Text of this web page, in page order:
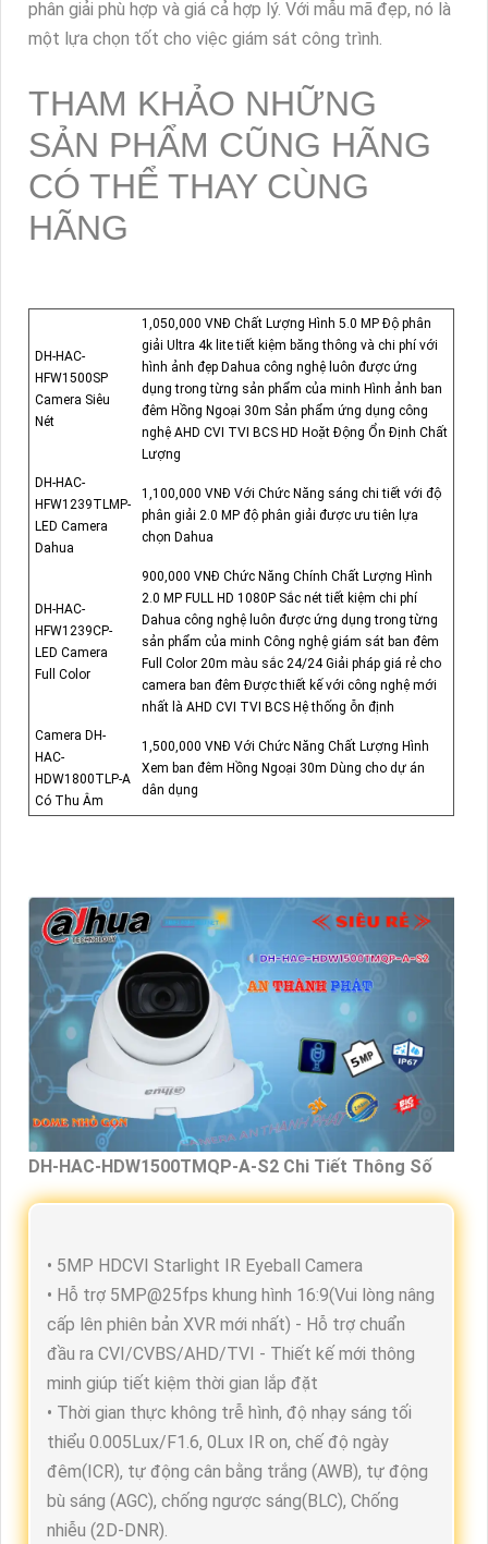
phân giải phù hợp và giá cả hợp lý. Với mẫu mã đẹp, nó là
một lựa chọn tốt cho việc giám sát công trình.
THAM KHẢO NHỮNG
SẢN PHẨM CŨNG HÃNG
CÓ THỂ THAY CÙNG
HÃNG
DH-HAC-
HFW1500SP
Camera Siêu
Nét
1,050,000 VNĐ Chất Lượng Hình 5.0 MP Độ phân
giải Ultra 4k lite tiết kiệm băng thông và chi phí với
hình ảnh đẹp Dahua công nghệ luôn được ứng
dụng trong từng sản phẩm của minh Hình ảnh ban
đêm Hồng Ngoại 30m Sản phẩm ứng dụng công
nghệ AHD CVI TVI BCS HD Hoặt Động Ổn Định Chất
Lượng
DH-HAC-
HFW1239TLMP-
LED Camera
Dahua
1,100,000 VNĐ Với Chức Năng sáng chi tiết với độ
phân giải 2.0 MP độ phân giải được ưu tiên lựa
chọn Dahua
DH-HAC-
HFW1239CP-
LED Camera
Full Color
900,000 VNĐ Chức Năng Chính Chất Lượng Hình
2.0 MP FULL HD 1080P Sắc nét tiết kiệm chi phí
Dahua công nghệ luôn được ứng dụng trong từng
sản phẩm của minh Công nghệ giám sát ban đêm
Full Color 20m màu sắc 24/24 Giải pháp giá rẻ cho
camera ban đêm Được thiết kế với công nghệ mới
nhất là AHD CVI TVI BCS Hệ thống ỗn định
Camera DH-
HAC-
HDW1800TLP-A
Có Thu Âm
1,500,000 VNĐ Với Chức Năng Chất Lượng Hình
Xem ban đêm Hồng Ngoại 30m Dùng cho dự án
dân dụng
DH-HAC-HDW1500TMQP-A-S2 Chi Tiết Thông Số
• 5MP HDCVI Starlight IR Eyeball Camera
• Hỗ trợ 5MP@25fps khung hình 16:9(Vui lòng nâng
cấp lên phiên bản XVR mới nhất) - Hỗ trợ chuẩn
đầu ra CVI/CVBS/AHD/TVI - Thiết kế mới thông
minh giúp tiết kiệm thời gian lắp đặt
• Thời gian thực không trễ hình, độ nhạy sáng tối
thiểu 0.005Lux/F1.6, 0Lux IR on, chế độ ngày
đêm(ICR), tự động cân bằng trắng (AWB), tự động
bù sáng (AGC), chống ngược sáng(BLC), Chống
nhiễu (2D-DNR).